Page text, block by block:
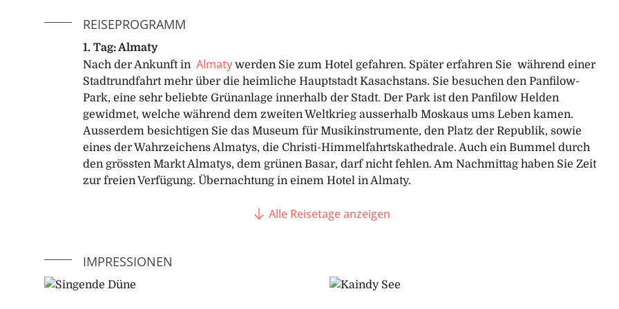
REISEPROGRAMM
1. Tag: Almaty
Nach der Ankunft in Almaty werden Sie zum Hotel gefahren. Später erfahren Sie während einer
Stadtrundfahrt mehr über die heimliche Hauptstadt Kasachstans. Sie besuchen den Panfilow-
Park, eine sehr beliebte Grünanlage innerhalb der Stadt. Der Park ist den Panfilow Helden
gewidmet, welche während dem zweiten Weltkrieg ausserhalb Moskaus ums Leben kamen.
Ausserdem besichtigen Sie das Museum für Musikinstrumente, den Platz der Republik, sowie
eines der Wahrzeichens Almatys, die Christi-Himmelfahrtskathedrale. Auch ein Bummel durch
den grössten Markt Almatys, dem grünen Basar, darf nicht fehlen. Am Nachmittag haben Sie Zeit
zur freien Verfügung. Übernachtung in einem Hotel in Almaty.
2. Tag: Die Felszeichnungen von Tamgaly
den mehreren tausenden Zeichnungen stellen Szenen aus dem Leben eines jagenden Volkes und
der Viehzucht dar. Ausserdem gibt es eine grosse Anzahl an antiken Gräbern. Übernachtung wie
Alle Reisetage anzeigen
IMPRESSIONEN